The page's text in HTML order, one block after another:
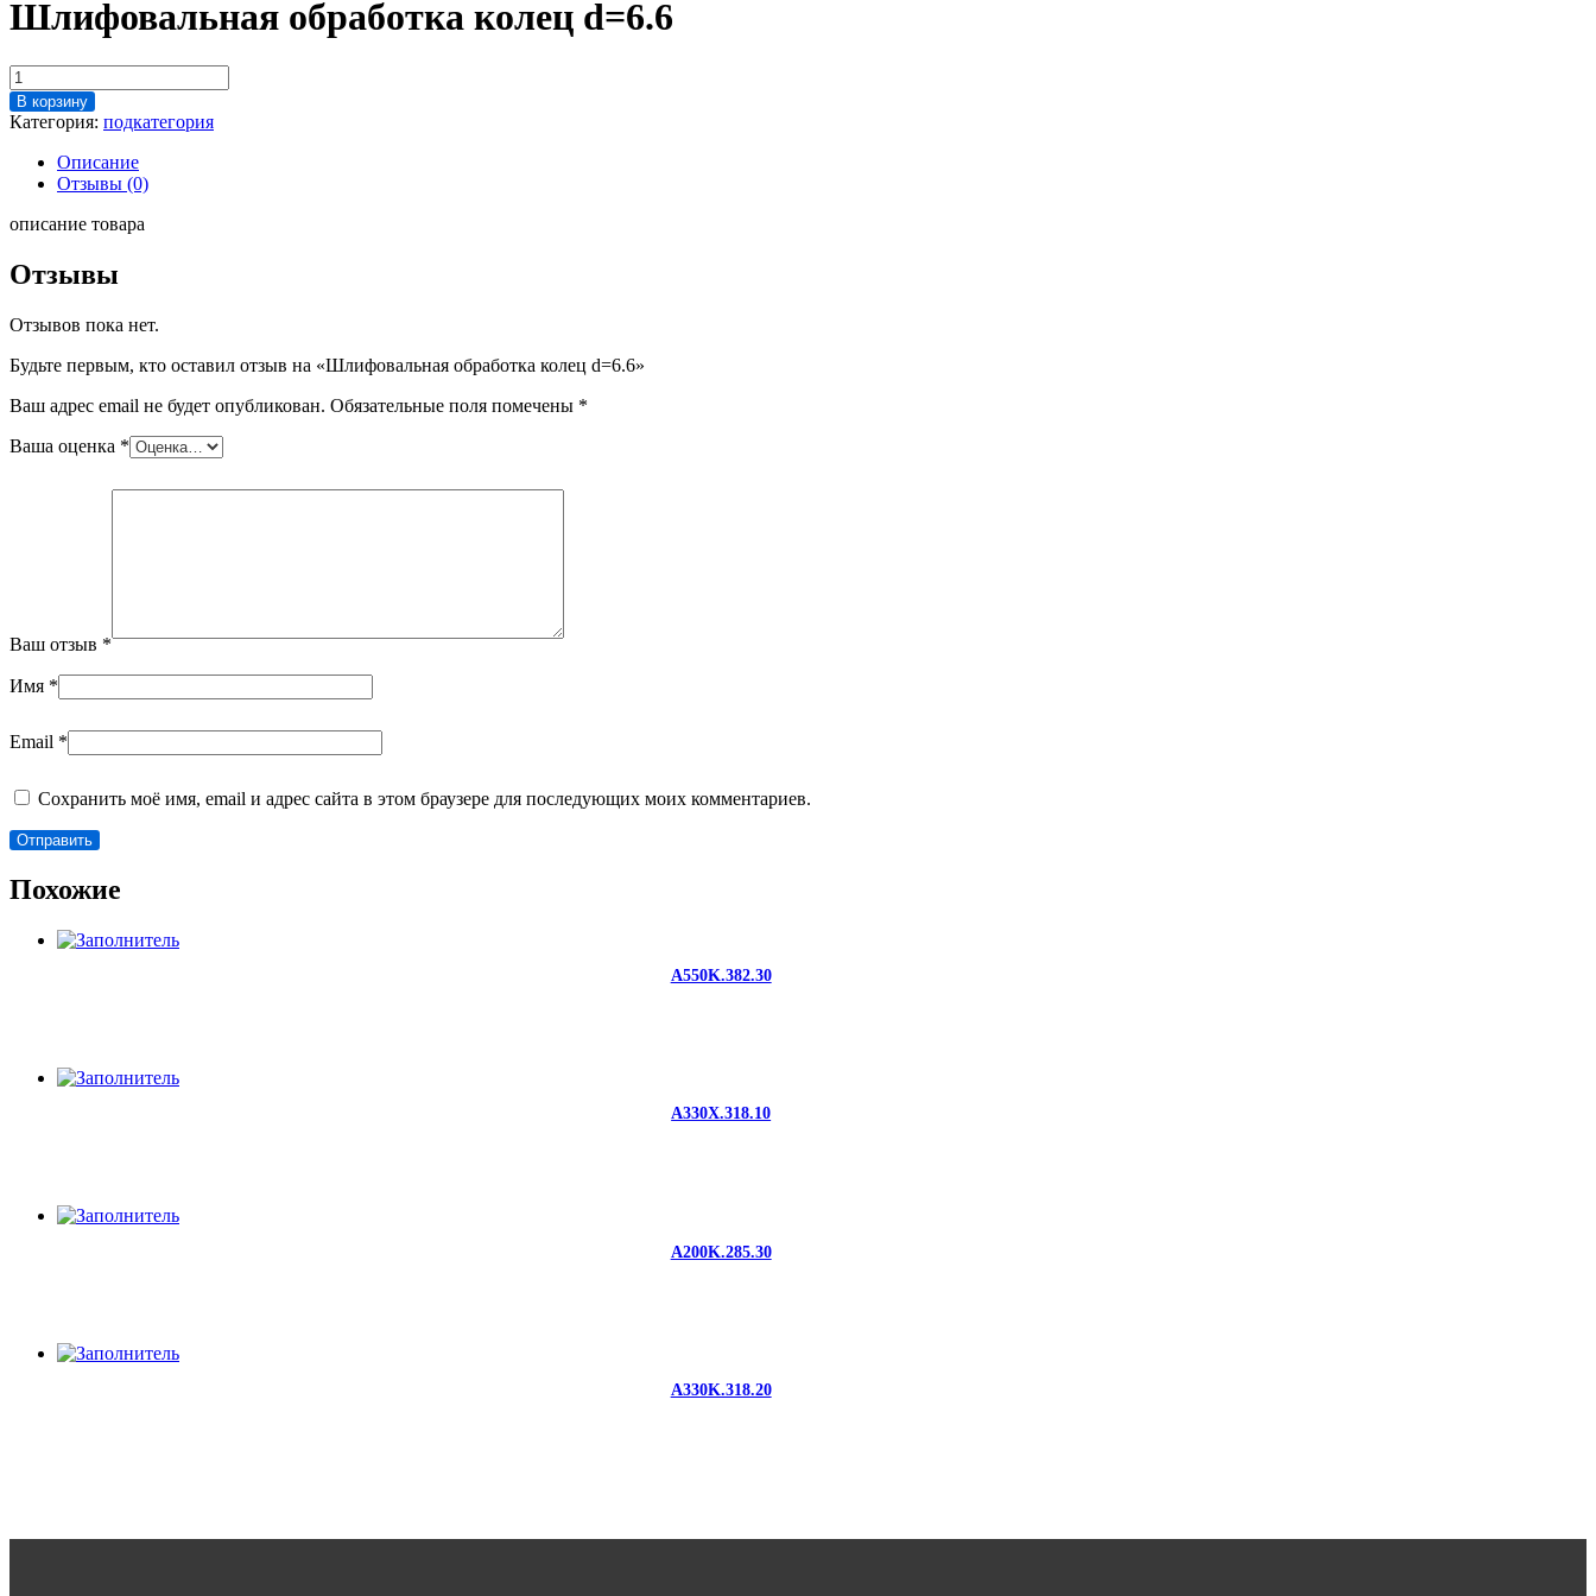
Шлифовальная обработка колец d=6.6
Количество
товара
Шлифовальная
обработка
колец
d=6.6
В корзину
Категория: подкатегория
Описание
Отзывы (0)
описание товара
Отзывы
Отзывов пока нет.
Будьте первым, кто оставил отзыв на «Шлифовальная обработка колец d=6.6»
Ваш адрес email не будет опубликован. Обязательные поля помечены *
Ваша оценка *
Ваш отзыв *
Имя *
Email *
Сохранить моё имя, email и адрес сайта в этом браузере для последующих моих комментариев.
Похожие
A550K.382.30
A330X.318.10
A200K.285.30
A330K.318.20